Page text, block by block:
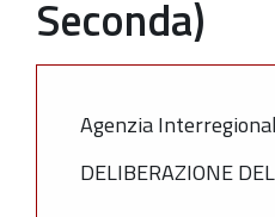
Seconda)
Agenzia
DELIBERAZIONE